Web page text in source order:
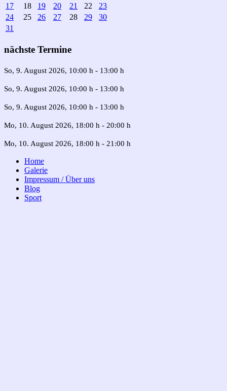
17
18 19 20 21 22
23
24
25 26 27 28 29
30
31
nächste Termine
So, 9. August 2026, 10:00 h - 13:00 h
So, 9. August 2026, 10:00 h - 13:00 h
So, 9. August 2026, 10:00 h - 13:00 h
Mo, 10. August 2026, 18:00 h - 20:00 h
Mo, 10. August 2026, 18:00 h - 21:00 h
Home
Galerie
Impressum / Über uns
Blog
Sport